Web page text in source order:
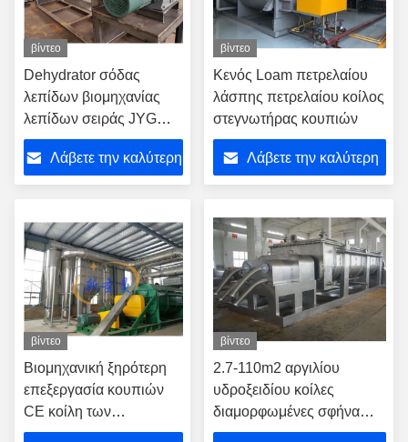
βίντεο
Dehydrator σόδας
λεπίδων βιομηχανίας
λεπίδων σειράς JYG
κοίλη ξηρότερη κενή
μηχανήΛάβετε την καλύτερη
βίντεο
Κενός Loam πετρελαίου
λάσπης πετρελαίου κοίλος
στεγνωτήρας κουπιών
Λάβετε την καλύτερη
βίντεο
Βιομηχανική ξηρότερη
επεξεργασία κουπιών
CE κοίλη των
φαρμακευτικών
βίντεο
2.7-110m2 αργιλίου
υδροξειδίου κοίλες
διαμορφωμένες σφήνα
λεπίδες μηχανών κουπιών